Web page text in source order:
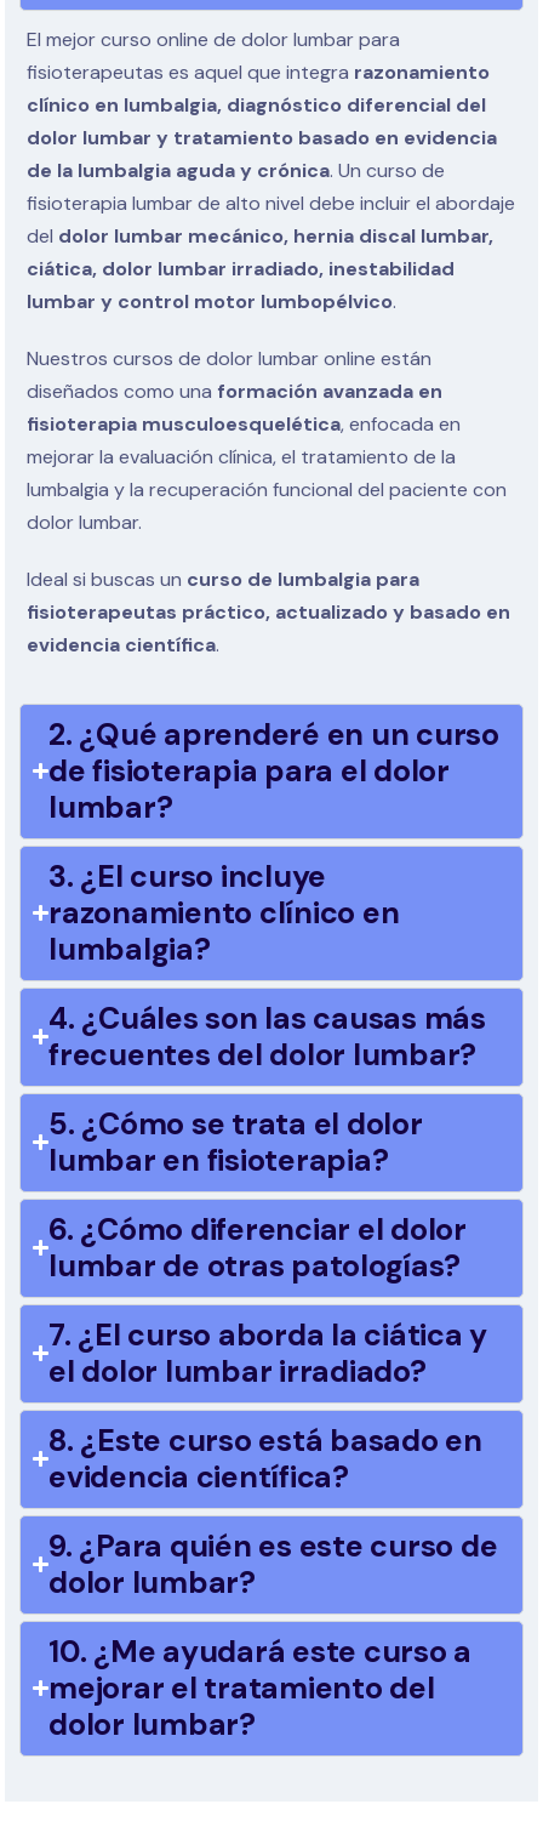
El mejor curso online de dolor lumbar para
fisioterapeutas es aquel que integra razonamiento
clínico en lumbalgia, diagnóstico diferencial del
dolor lumbar y tratamiento basado en evidencia
de la lumbalgia aguda y crónica. Un curso de
fisioterapia lumbar de alto nivel debe incluir el abordaje
del dolor lumbar mecánico, hernia discal lumbar,
ciática, dolor lumbar irradiado, inestabilidad
lumbar y control motor lumbopélvico.
Nuestros cursos de dolor lumbar online están
diseñados como una formación avanzada en
fisioterapia musculoesquelética, enfocada en
mejorar la evaluación clínica, el tratamiento de la
lumbalgia y la recuperación funcional del paciente con
dolor lumbar.
Ideal si buscas un curso de lumbalgia para
fisioterapeutas práctico, actualizado y basado en
evidencia científica.
2. ¿Qué aprenderé en un curso
de fisioterapia para el dolor
lumbar?
3. ¿El curso incluye
razonamiento clínico en
lumbalgia?
4. ¿Cuáles son las causas más
frecuentes del dolor lumbar?
5. ¿Cómo se trata el dolor
lumbar en fisioterapia?
6. ¿Cómo diferenciar el dolor
lumbar de otras patologías?
7. ¿El curso aborda la ciática y
el dolor lumbar irradiado?
8. ¿Este curso está basado en
evidencia científica?
9. ¿Para quién es este curso de
dolor lumbar?
10. ¿Me ayudará este curso a
mejorar el tratamiento del
dolor lumbar?